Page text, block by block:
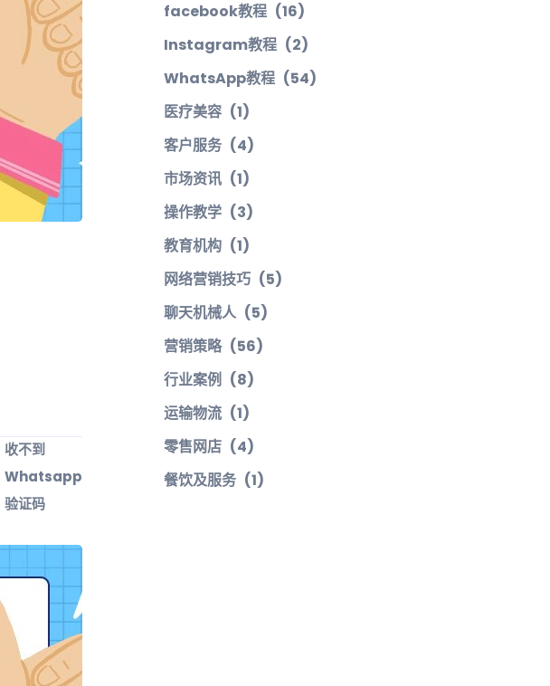
收不到
Whatsapp
验证码
facebook教程 (16)
Instagram教程 (2)
WhatsApp教程 (54)
医疗美容 (1)
客户服务 (4)
市场资讯 (1)
操作教学 (3)
教育机构 (1)
网络营销技巧 (5)
聊天机械人 (5)
营销策略 (56)
行业案例 (8)
运输物流 (1)
零售网店 (4)
餐饮及服务 (1)